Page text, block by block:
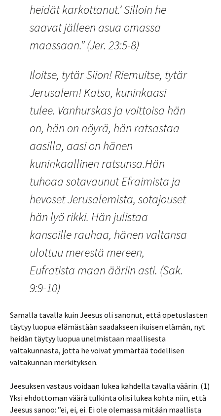
heidät karkottanut.’ Silloin he
saavat jälleen asua omassa
maassaan.” (Jer. 23:5-8)
Iloitse, tytär Siion! Riemuitse, tytär
Jerusalem! Katso, kuninkaasi
tulee. Vanhurskas ja voittoisa hän
on, hän on nöyrä, hän ratsastaa
aasilla, aasi on hänen
kuninkaallinen ratsunsa.Hän
tuhoaa sotavaunut Efraimista ja
hevoset Jerusalemista, sotajouset
hän lyö rikki. Hän julistaa
kansoille rauhaa, hänen valtansa
ulottuu merestä mereen,
Eufratista maan ääriin asti. (Sak.
9:9-10)
Samalla tavalla kuin Jeesus oli sanonut, että opetuslasten
täytyy luopua elämästään saadakseen ikuisen elämän, nyt
heidän täytyy luopua unelmistaan maallisesta
valtakunnasta, jotta he voivat ymmärtää todellisen
valtakunnan merkityksen.
Jeesuksen vastaus voidaan lukea kahdella tavalla väärin. (1)
Yksi ehdottoman väärä tulkinta olisi lukea kohta niin, että
Jeesus sanoo: ”ei, ei, ei. Ei ole olemassa mitään maallista